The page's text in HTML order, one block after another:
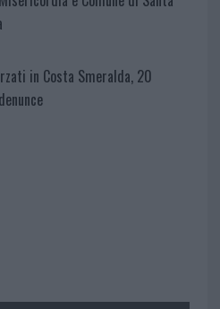
in Costa Smeralda, 20